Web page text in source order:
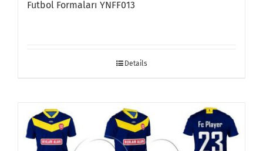
Futbol Formaları YNFF013
Details